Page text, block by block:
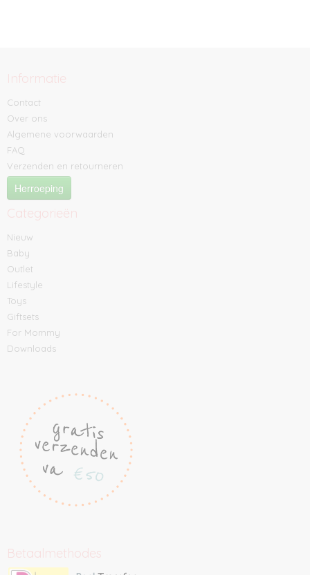
Informatie
Contact
Over ons
Algemene voorwaarden
FAQ
Verzenden en retourneren
Herroeping
Categorieën
Nieuw
Baby
Outlet
Lifestyle
Toys
Giftsets
For Mommy
Downloads
Betaalmethodes